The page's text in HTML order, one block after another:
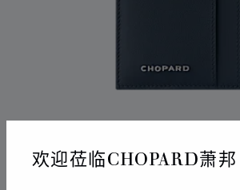
欢迎莅临CHOPARD萧邦